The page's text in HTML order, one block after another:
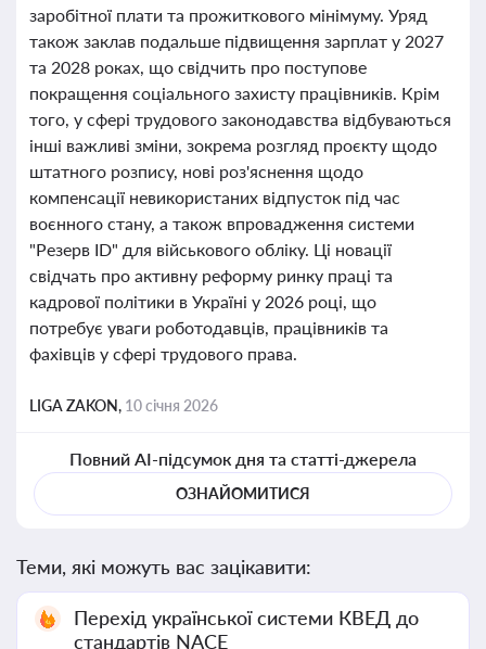
заробітної плати та прожиткового мінімуму. Уряд
також заклав подальше підвищення зарплат у 2027
та 2028 роках, що свідчить про поступове
покращення соціального захисту працівників. Крім
того, у сфері трудового законодавства відбуваються
інші важливі зміни, зокрема розгляд проєкту щодо
штатного розпису, нові роз'яснення щодо
компенсації невикористаних відпусток під час
воєнного стану, а також впровадження системи
"Резерв ID" для військового обліку. Ці новації
свідчать про активну реформу ринку праці та
кадрової політики в Україні у 2026 році, що
потребує уваги роботодавців, працівників та
фахівців у сфері трудового права.
LIGA ZAKON, 10 січня 2026
Повний AI-підсумок дня та статті-джерела
ОЗНАЙОМИТИСЯ
Теми, які можуть вас зацікавити:
Перехід української системи КВЕД до
стандартів NACE